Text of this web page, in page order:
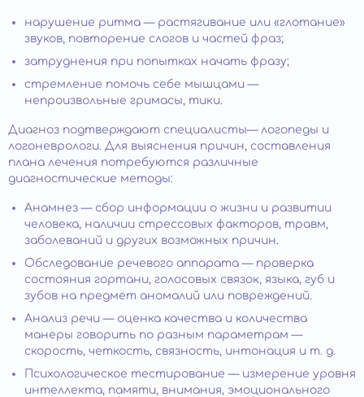
нарушение ритма — растягивание или «глотание»
звуков, повторение слогов и частей фраз;
затруднения при попытках начать фразу;
стремление помочь себе мышцами —
непроизвольные гримасы, тики.
Диагноз подтверждают специалисты— логопеды и
логоневрологи. Для выяснения причин, составления
плана лечения потребуются различные
диагностические методы:
Анамнез — сбор информации о жизни и развитии
человека, наличии стрессовых факторов, травм,
заболеваний и других возможных причин.
Обследование речевого аппарата — проверка
состояния гортани, голосовых связок, языка, губ и
зубов на предмет аномалий или повреждений.
Анализ речи — оценка качества и количества
манеры говорить по разным параметрам —
скорость, четкость, связность, интонация и т. д.
Психологическое тестирование — измерение уровня
интеллекта, памяти, внимания, эмоционального